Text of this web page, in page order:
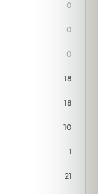
0
0
0
18
18
10
1
21